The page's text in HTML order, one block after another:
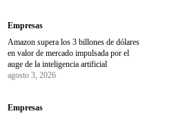
Empresas
Amazon supera los 3 billones de dólares
en valor de mercado impulsada por el
auge de la inteligencia artificial
agosto 3, 2026
Empresas